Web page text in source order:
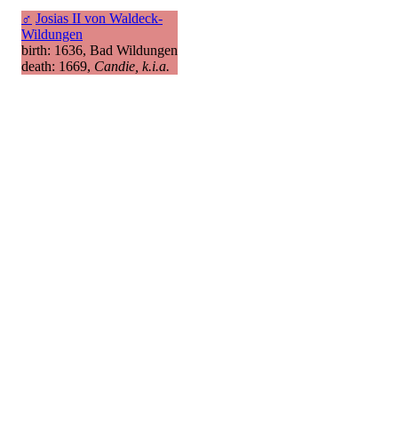
♂ Josias II von Waldeck-
Wildungen
birth: 1636, Bad Wildungen
death: 1669, Candie, k.i.a.